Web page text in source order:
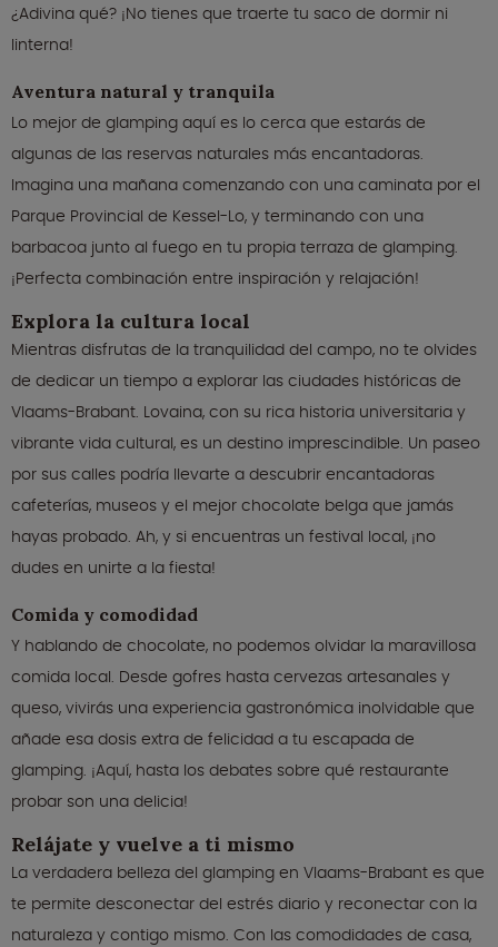
¿Adivina qué? ¡No tienes que traerte tu saco de dormir ni
linterna!
Aventura natural y tranquila
Lo mejor de glamping aquí es lo cerca que estarás de
algunas de las reservas naturales más encantadoras.
Imagina una mañana comenzando con una caminata por el
Parque Provincial de Kessel-Lo, y terminando con una
barbacoa junto al fuego en tu propia terraza de glamping.
¡Perfecta combinación entre inspiración y relajación!
Explora la cultura local
Mientras disfrutas de la tranquilidad del campo, no te olvides
de dedicar un tiempo a explorar las ciudades históricas de
Vlaams-Brabant. Lovaina, con su rica historia universitaria y
vibrante vida cultural, es un destino imprescindible. Un paseo
por sus calles podría llevarte a descubrir encantadoras
cafeterías, museos y el mejor chocolate belga que jamás
hayas probado. Ah, y si encuentras un festival local, ¡no
dudes en unirte a la fiesta!
Comida y comodidad
Y hablando de chocolate, no podemos olvidar la maravillosa
comida local. Desde gofres hasta cervezas artesanales y
queso, vivirás una experiencia gastronómica inolvidable que
añade esa dosis extra de felicidad a tu escapada de
glamping. ¡Aquí, hasta los debates sobre qué restaurante
probar son una delicia!
Relájate y vuelve a ti mismo
La verdadera belleza del glamping en Vlaams-Brabant es que
te permite desconectar del estrés diario y reconectar con la
naturaleza y contigo mismo. Con las comodidades de casa,